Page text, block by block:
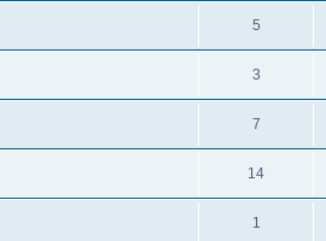
5
3
7
14
1